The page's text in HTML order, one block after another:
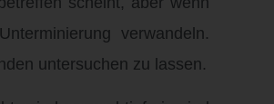
verwandeln.
untersuchen zu lassen.